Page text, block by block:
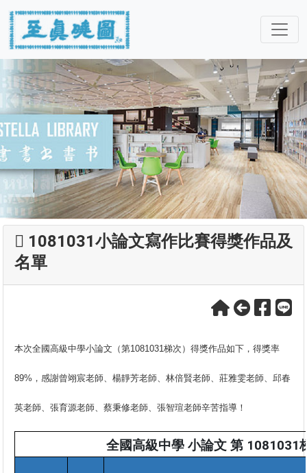
1081031小論文寫作比賽得獎作品及
名單
本次全國高級中學小論文（第1081031梯次）得獎作品如下，得獎率
89% ，感謝曾翊宸老師、楊靜芳老師、林倍賢老師、莊雅雯老師、邱春
英老師、張育源老師、蔡秉修老師、張智瑄老師辛苦指導！
全國高級中學 小論文 第 1081031